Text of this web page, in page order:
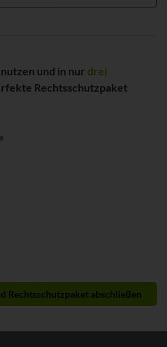
und in nur drei
Rechtsschutzpaket
Rechtsschutzpaket abschließen